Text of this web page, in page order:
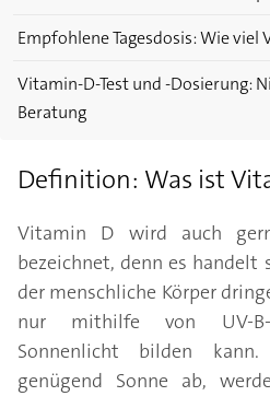
Empfohlene Tagesdosis: Wie viel
Vitamin-D-Test und -Dosierung:
Beratung
Definition: Was ist
Vitamin D wird auch
bezeichnet, denn es handelt
der menschliche Körper
nur mithilfe von UV-
Sonnenlicht bilden
genügend Sonne ab,